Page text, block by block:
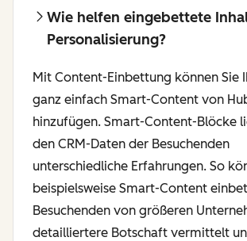
Wie helfen eingebettete
Personalisierung?
Mit Content-Einbettung können Sie
ganz einfach Smart-Content von
hinzufügen. Smart-Content-Blöcke
den CRM-Daten der Besuchenden
unterschiedliche Erfahrungen. So
beispielsweise Smart-Content
Besuchenden von größeren
detailliertere Botschaft vermittelt